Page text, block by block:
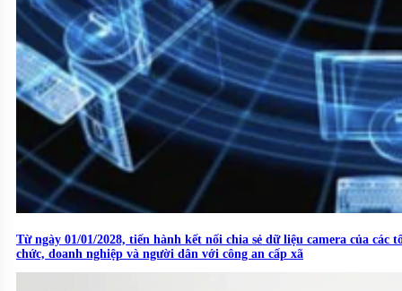
Từ ngày 01/01/2028, tiến hành kết nối chia sẻ dữ liệu camera của các
chức, doanh nghiệp và người dân với công an cấp xã